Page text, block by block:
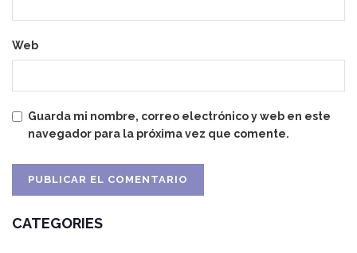
Web
Guarda mi nombre, correo electrónico y web en este
navegador para la próxima vez que comente.
CATEGORIES